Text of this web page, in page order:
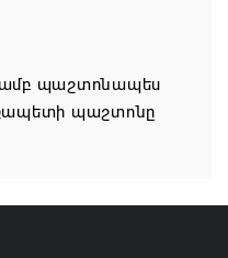
ԿՈՒՆԵՆԱՆ
պաշտոնապես
պաշտոնը